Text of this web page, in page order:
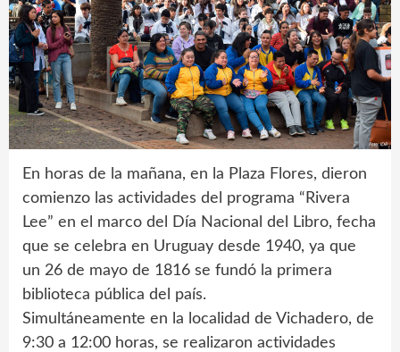
En horas de la mañana, en la Plaza Flores, dieron
comienzo las actividades del programa “Rivera
Lee” en el marco del Día Nacional del Libro, fecha
que se celebra en Uruguay desde 1940, ya que
un 26 de mayo de 1816 se fundó la primera
biblioteca pública del país.
Simultáneamente en la localidad de Vichadero, de
9:30 a 12:00 horas, se realizaron actividades